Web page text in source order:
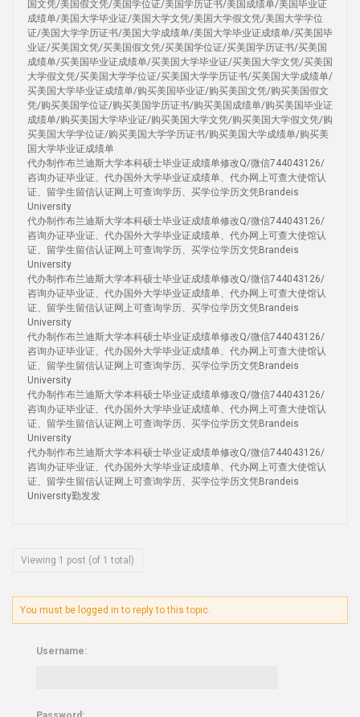
国文凭/美国假文凭/美国学位证/美国学历证书/美国成绩单/美国毕业证
成绩单/美国大学毕业证/美国大学文凭/美国大学假文凭/美国大学学位
证/美国大学学历证书/美国大学成绩单/美国大学毕业证成绩单/买美国毕
业证/买美国文凭/买美国假文凭/买美国学位证/买美国学历证书/买美国
成绩单/买美国毕业证成绩单/买美国大学毕业证/买美国大学文凭/买美国
大学假文凭/买美国大学学位证/买美国大学学历证书/买美国大学成绩单/
买美国大学毕业证成绩单/购买美国毕业证/购买美国文凭/购买美国假文
凭/购买美国学位证/购买美国学历证书/购买美国成绩单/购买美国毕业证
成绩单/购买美国大学毕业证/购买美国大学文凭/购买美国大学假文凭/购
买美国大学学位证/购买美国大学学历证书/购买美国大学成绩单/购买美
国大学毕业证成绩单
代办制作布兰迪斯大学本科硕士毕业证成绩单修改Q/微信744043126/
咨询办证毕业证、代办国外大学毕业证成绩单、代办网上可查大使馆认
证、留学生留信认证网上可查询学历、买学位学历文凭Brandeis
University
代办制作布兰迪斯大学本科硕士毕业证成绩单修改Q/微信744043126/
咨询办证毕业证、代办国外大学毕业证成绩单、代办网上可查大使馆认
证、留学生留信认证网上可查询学历、买学位学历文凭Brandeis
University
代办制作布兰迪斯大学本科硕士毕业证成绩单修改Q/微信744043126/
咨询办证毕业证、代办国外大学毕业证成绩单、代办网上可查大使馆认
证、留学生留信认证网上可查询学历、买学位学历文凭Brandeis
University
代办制作布兰迪斯大学本科硕士毕业证成绩单修改Q/微信744043126/
咨询办证毕业证、代办国外大学毕业证成绩单、代办网上可查大使馆认
证、留学生留信认证网上可查询学历、买学位学历文凭Brandeis
University
代办制作布兰迪斯大学本科硕士毕业证成绩单修改Q/微信744043126/
咨询办证毕业证、代办国外大学毕业证成绩单、代办网上可查大使馆认
证、留学生留信认证网上可查询学历、买学位学历文凭Brandeis
University
代办制作布兰迪斯大学本科硕士毕业证成绩单修改Q/微信744043126/
咨询办证毕业证、代办国外大学毕业证成绩单、代办网上可查大使馆认
证、留学生留信认证网上可查询学历、买学位学历文凭Brandeis
University勤发发
Viewing 1 post (of 1 total)
You must be logged in to reply to this topic.
Username: